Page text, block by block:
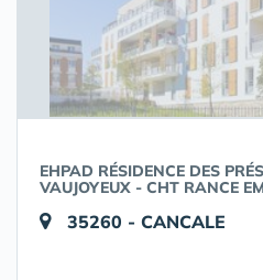
EHPAD RÉSIDENCE DES
VAUJOYEUX - CHT RANCE
35260 - CANCALE